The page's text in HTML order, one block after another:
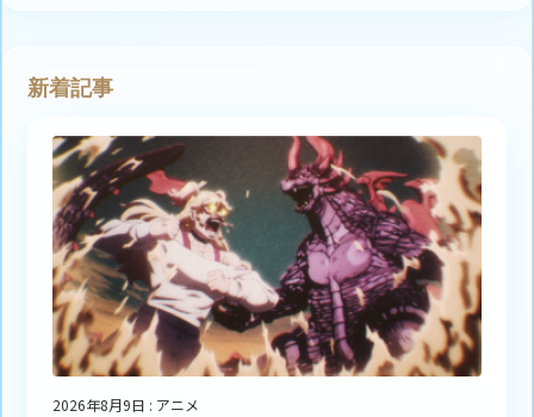
新着記事
2026年8月9日 : アニメ